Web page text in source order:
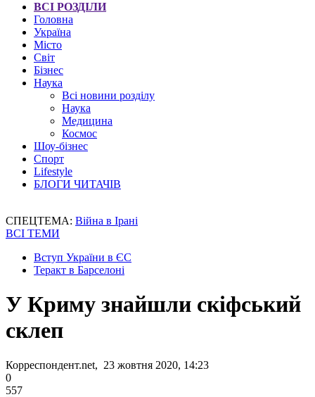
ВСІ РОЗДІЛИ
Головна
Україна
Місто
Світ
Бізнес
Наука
Всі новини розділу
Наука
Медицина
Космос
Шоу-бізнес
Спорт
Lifestyle
БЛОГИ ЧИТАЧІВ
СПЕЦТЕМА: Війна в Ірані
ВСІ ТЕМИ
Вступ України в ЄС
Теракт в Барселоні
У Криму знайшли скіфський
склеп
Корреспондент.net, 23 жовтня 2020, 14:23
0
557